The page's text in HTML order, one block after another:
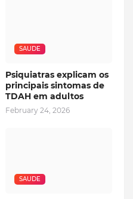
SAUDE
Psiquiatras explicam os
principais sintomas de
TDAH em adultos
February 24, 2026
SAUDE